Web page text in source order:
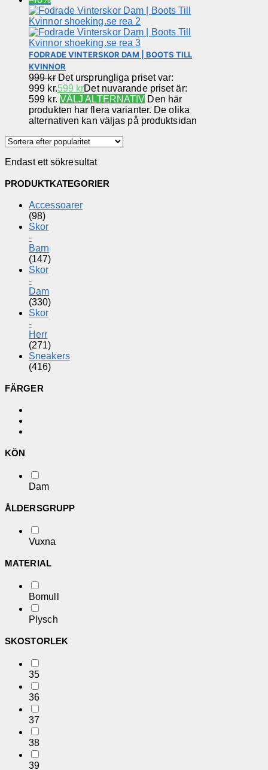
FODRADE VINTERSKOR DAM | BOOTS TILL
KVINNOR
999kr Det ursprungliga priset var:
999 kr.599 krDet nuvarande priset är:
599 kr. VÄLJ ALTERNATIV Den här
produkten har flera varianter. De olika
alternativen kan väljas på produktsidan
Endast ett sökresultat
PRODUKTKATEGORIER
Accessoarer
(98)
Skor
-
Barn
(147)
Skor
-
Dam
(330)
Skor
-
Herr
(271)
Sneakers
(416)
FÄRGER
KÖN
Dam
ÅLDERSGRUPP
Vuxna
MATERIAL
Bomull
Plysch
SKOSTORLEK
35
36
37
38
39